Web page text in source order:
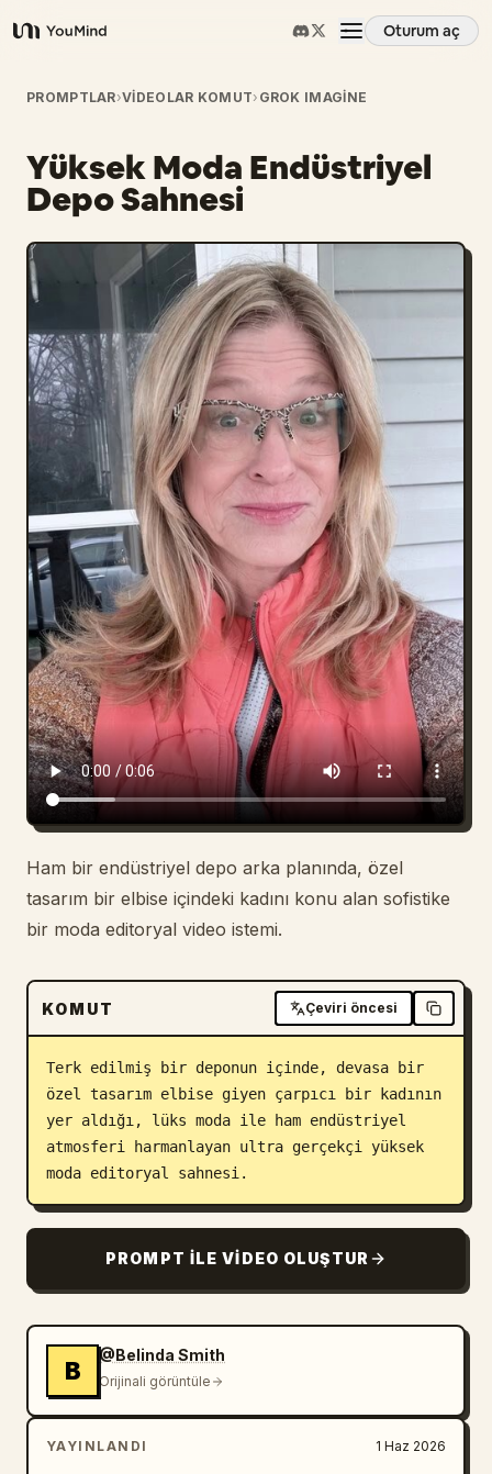
YouMind
Oturum aç
Genel Bakış
Kullanım Senaryoları
Beceriler
İstemler
Fiyatlandırma
İndir
Blog
Güncellemeler
PROMPTLAR›VIDEOLAR KOMUT› GROK IMAGINE
Yüksek Moda Endüstriyel
Depo Sahnesi
Ham bir endüstriyel depo arka planında, özel
tasarım bir elbise içindeki kadını konu alan sofistike
bir moda editoryal video istemi.
KOMUT Çeviri öncesi
Terk edilmiş bir deponun içinde, devasa bir
özel tasarım elbise giyen çarpıcı bir kadının
yer aldığı, lüks moda ile ham endüstriyel
atmosferi harmanlayan ultra gerçekçi yüksek
moda editoryal sahnesi.
PROMPT ILE VIDEO OLUŞTUR
B
@Belinda Smith
Orijinali görüntüle
YAYINLANDI 1 Haz 2026